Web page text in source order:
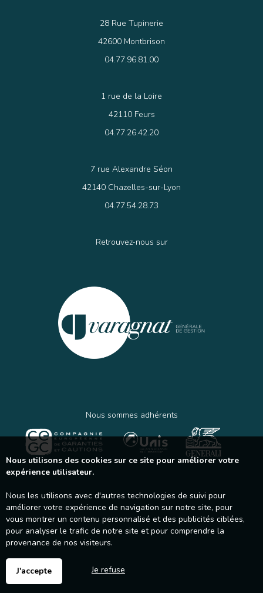
28 Rue Tupinerie
42600 Montbrison
04.77.96.81.00
1 rue de la Loire
42110 Feurs
04.77.26.42.20
7 rue Alexandre Séon
42140 Chazelles-sur-Lyon
04.77.54.28.73
Retrouvez-nous sur
Nous sommes adhérents
Nous utilisons des cookies sur ce site pour améliorer votre
expérience utilisateur.
Nous les utilisons avec d'autres technologies de suivi pour
améliorer votre expérience de navigation sur notre site, pour
vous montrer un contenu personnalisé et des publicités ciblées,
pour analyser le trafic de notre site et pour comprendre la
provenance de nos visiteurs.
J'accepte Je refuse